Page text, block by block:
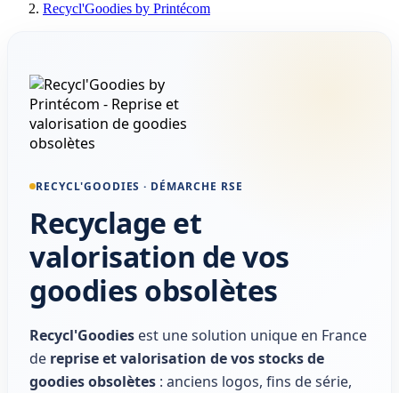
Recycl'Goodies by Printécom
RECYCL'GOODIES · DÉMARCHE RSE
Recyclage et
valorisation de vos
goodies obsolètes
Recycl'Goodies est une solution unique en France
de reprise et valorisation de vos stocks de
goodies obsolètes : anciens logos, fins de série,